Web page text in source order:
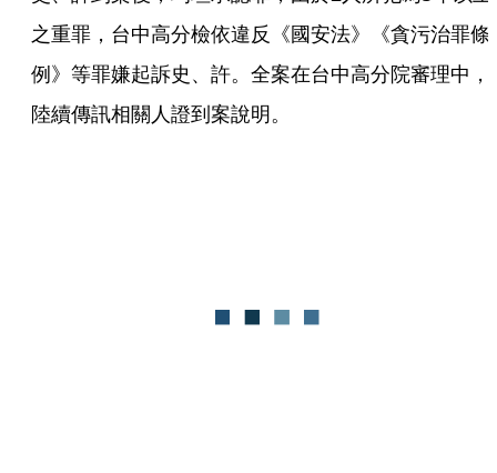
之重罪，台中高分檢依違反《國安法》《貪污治罪條
例》等罪嫌起訴史、許。全案在台中高分院審理中，
陸續傳訊相關人證到案說明。